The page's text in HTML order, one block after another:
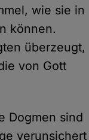
wie sie in
können.
überzeugt,
von Gott
Dogmen sind
verunsichert